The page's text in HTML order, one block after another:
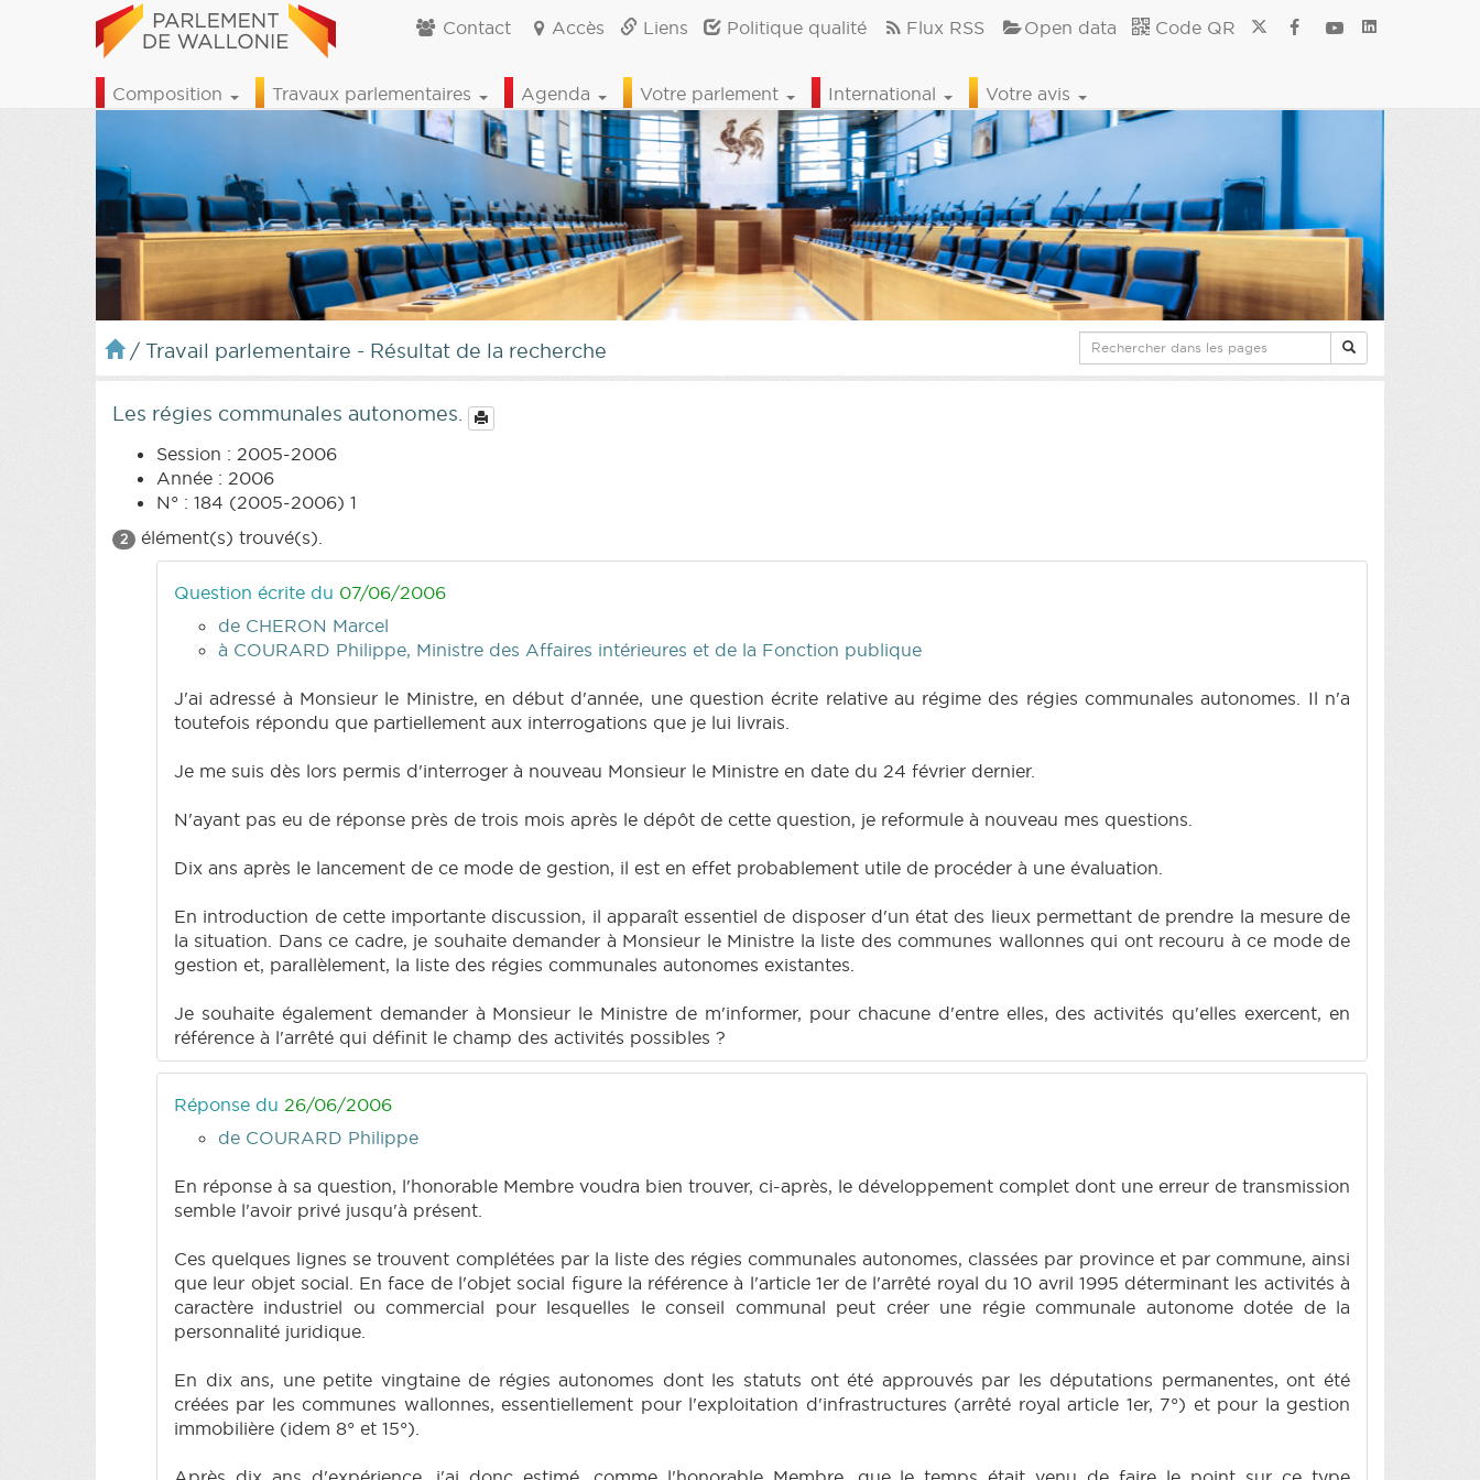
Contact Accès Liens Politique qualité Flux RSS Open data Code QR
Composition Travaux parlementaires Agenda Votre parlement International Votre avis
/ Travail parlementaire - Résultat de la recherche
Les régies communales autonomes.
Session : 2005-2006
Année : 2006
N° : 184 (2005-2006) 1
2 élément(s) trouvé(s).
Question écrite du 07/06/2006
de CHERON Marcel
à COURARD Philippe, Ministre des Affaires intérieures et de la Fonction publique
J'ai adressé à Monsieur le Ministre, en début d'année, une question écrite relative au régime des régies communales autonomes. Il n'a
toutefois répondu que partiellement aux interrogations que je lui livrais.
Je me suis dès lors permis d'interroger à nouveau Monsieur le Ministre en date du 24 février dernier.
N'ayant pas eu de réponse près de trois mois après le dépôt de cette question, je reformule à nouveau mes questions.
Dix ans après le lancement de ce mode de gestion, il est en effet probablement utile de procéder à une évaluation.
En introduction de cette importante discussion, il apparaît essentiel de disposer d'un état des lieux permettant de prendre la mesure de
la situation. Dans ce cadre, je souhaite demander à Monsieur le Ministre la liste des communes wallonnes qui ont recouru à ce mode de
gestion et, parallèlement, la liste des régies communales autonomes existantes.
Je souhaite également demander à Monsieur le Ministre de m'informer, pour chacune d'entre elles, des activités qu'elles exercent, en
référence à l'arrêté qui définit le champ des activités possibles ?
Réponse du 26/06/2006
de COURARD Philippe
En réponse à sa question, l'honorable Membre voudra bien trouver, ci-après, le développement complet dont une erreur de transmission
semble l'avoir privé jusqu'à présent.
Ces quelques lignes se trouvent complétées par la liste des régies communales autonomes, classées par province et par commune, ainsi
que leur objet social. En face de l'objet social figure la référence à l'article 1er de l'arrêté royal du 10 avril 1995 déterminant les activités à
caractère industriel ou commercial pour lesquelles le conseil communal peut créer une régie communale autonome dotée de la
personnalité juridique.
En dix ans, une petite vingtaine de régies autonomes dont les statuts ont été approuvés par les députations permanentes, ont été
créées par les communes wallonnes, essentiellement pour l'exploitation d'infrastructures (arrêté royal article 1er, 7°) et pour la gestion
immobilière (idem 8° et 15°).